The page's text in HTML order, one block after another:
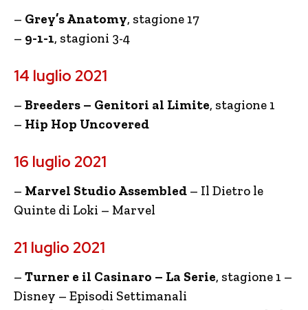
– Grey’s Anatomy, stagione 17
– 9-1-1, stagioni 3-4
14 luglio 2021
– Breeders – Genitori al Limite, stagione 1
– Hip Hop Uncovered
16 luglio 2021
– Marvel Studio Assembled – Il Dietro le
Quinte di Loki – Marvel
21 luglio 2021
– Turner e il Casinaro – La Serie, stagione 1 –
Disney – Episodi Settimanali